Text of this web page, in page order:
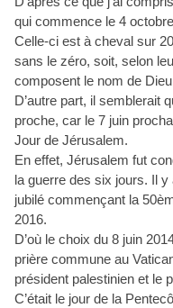
qui commence le 4
Celle-ci est à cheval sur
sans le zéro, soit, selon
composent le nom de
D’autre part, il semblerait
proche, car le 7 juin
Jour de Jérusalem.
En effet, Jérusalem fut
la guerre des six jours. Il
jubilé commençant la
2016.
D’où le choix du 8 juin
prière commune au
président palestinien et le
C’était le jour de la